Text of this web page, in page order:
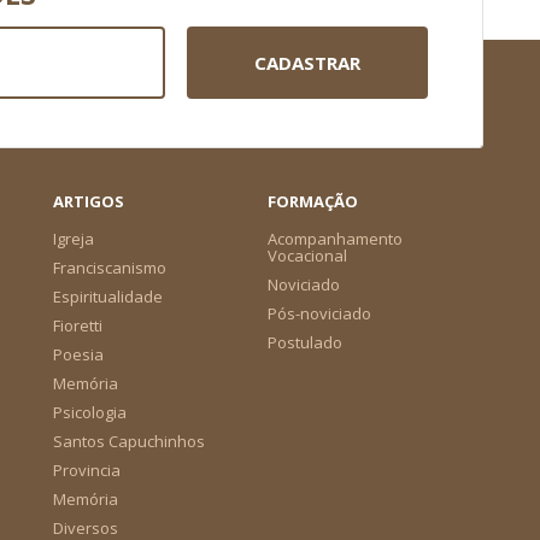
CADASTRAR
ARTIGOS
Igreja
Franciscanismo
Espiritualidade
Fioretti
Poesia
Memória
Psicologia
Santos Capuchinhos
Provincia
Memória
Diversos
FORMAÇÃO
Acompanhamento
Vocacional
Noviciado
Pós-noviciado
Postulado